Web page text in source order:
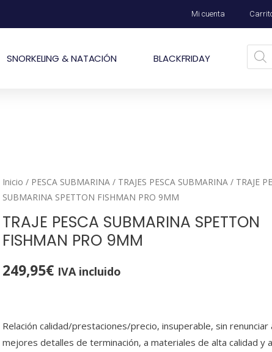
Mi cuenta
SNORKELING & NATACIÓN BLACKFRIDAY
Inicio / PESCA SUBMARINA / TRAJES PESCA SUBMARINA / TRAJE
SUBMARINA SPETTON FISHMAN PRO 9MM
TRAJE PESCA SUBMARINA SPETTON
FISHMAN PRO 9MM
249,95€ IVA incluido
Relación calidad/prestaciones/precio, insuperable, sin renunciar
mejores detalles de terminación, a materiales de alta calidad y